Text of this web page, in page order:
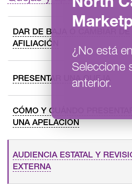
¿No está en
Seleccione
anterior.
DAR DE BAJA O CAMBIAR DE
AFILIACIÓN
PRESENTAR UNA QUEJA
CÓMO Y CUÁNDO PRESENTAR
UNA APELACIÓN
AUDIENCIA ESTATAL Y
EXTERNA